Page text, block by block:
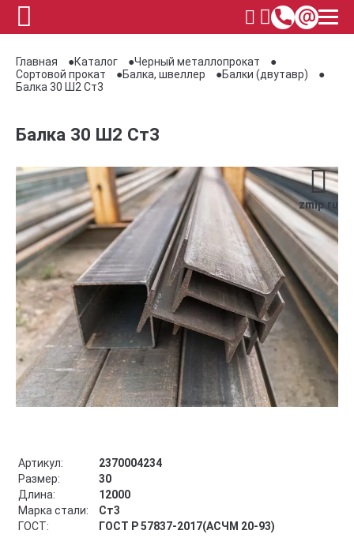
Главная Каталог
Черный металлопрокат
Сортовой прокат
Балка, швеллер
Балки (двутавр)
Балка 30 Ш2 Ст3
Балка 30 Ш2 Ст3
zmip.ru
Артикул:
2370004234
Размер:
30
Длина:
12000
Марка стали:
Ст3
ГОСТ:
ГОСТ Р 57837-2017(АСЧМ 20-93)